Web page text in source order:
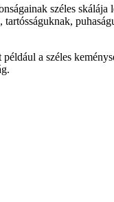
széles
a széles